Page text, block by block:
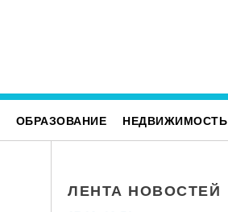
ОБРАЗОВАНИЕ НЕДВИЖИМОСТЬ
ЛЕНТА НОВОСТЕЙ